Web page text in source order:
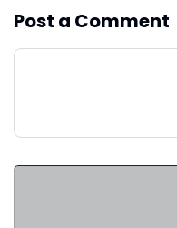
Post a Comment